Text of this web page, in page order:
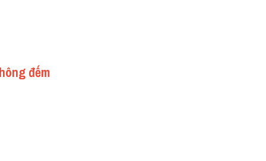
đếm